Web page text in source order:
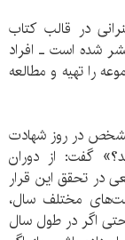
در قالب کتاب
شده است ـ افراد
را تهیه و مطالعه
در روز شهادت
گفت: از دوران
در تحقق این قرار
مختلف سال،
اگر در طول سال